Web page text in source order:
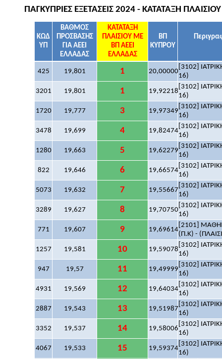
ΠΑΓΚΥΠΡΙΕΣ ΕΞΕΤΑΣΕΙΣ 2024 - ΚΑΤΑΤΑΞΗ
ΚΩΔ
ΥΠ
ΒΑΘΜΟΣ
ΠΡΟΣΒΑΣΗΣ
ΓΙΑ ΑΕΕΙ
ΕΛΛΑΔΑΣ
ΚΑΤΑΤΑΞΗ
ΠΛΑΙΣΙΟΥ ΜΕ
ΒΠ ΑΕΕΙ
ΕΛΛΑΔΑΣ
ΒΠ
ΚΥΠΡΟΥ
425 19,801 1 20,00000
[3102]
16)
3201 19,801 1 19,92218
[3102]
16)
1720 19,777 3 19,97349
[3102]
16)
3478 19,699 4 19,82474
[3102]
16)
1280 19,663 5 19,62279
[3102]
16)
822 19,646 6 19,66574
[3102]
16)
5073 19,632 7 19,55667
[3102]
16)
3289 19,627 8 19,70750
[3102]
16)
771 19,607 9 19,69614
[2101]
(Π.Κ) -
1257 19,581 10 19,59078
[3102]
16)
947 19,57 11 19,49999
[3102]
16)
4931 19,569 12 19,64034
[3102]
16)
2887 19,543 13 19,51987
[3102]
16)
3352 19,537 14 19,58006
[3102]
16)
4067 19,533 15 19,59374
[3102]
16)